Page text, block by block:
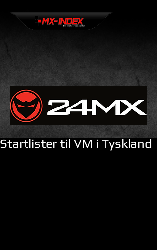
Startlister til VM i Tyskland